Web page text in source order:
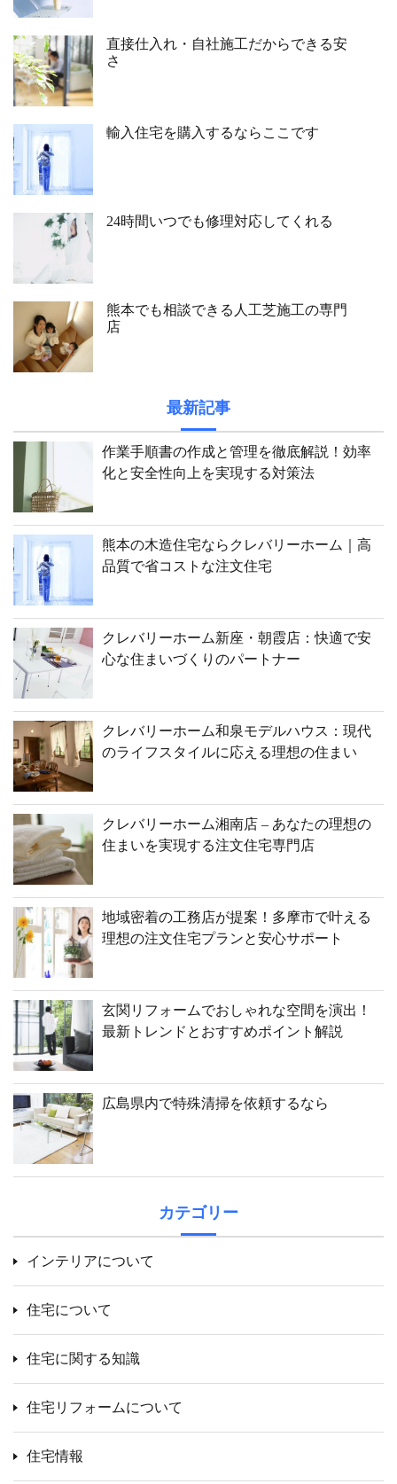
直接仕入れ・自社施工だからできる安
さ
輸入住宅を購入するならここです
24時間いつでも修理対応してくれる
熊本でも相談できる人工芝施工の専門
店
最新記事
作業手順書の作成と管理を徹底解説！効率
化と安全性向上を実現する対策法
熊本の木造住宅ならクレバリーホーム｜高
品質で省コストな注文住宅
クレバリーホーム新座・朝霞店：快適で安
心な住まいづくりのパートナー
クレバリーホーム和泉モデルハウス：現代
のライフスタイルに応える理想の住まい
クレバリーホーム湘南店 – あなたの理想の
住まいを実現する注文住宅専門店
地域密着の工務店が提案！多摩市で叶える
理想の注文住宅プランと安心サポート
玄関リフォームでおしゃれな空間を演出！
最新トレンドとおすすめポイント解説
広島県内で特殊清掃を依頼するなら
カテゴリー
インテリアについて
住宅について
住宅に関する知識
住宅リフォームについて
住宅情報